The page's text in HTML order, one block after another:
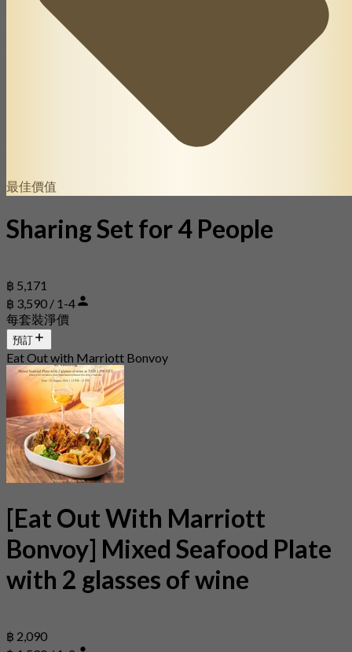
最佳價值
Sharing Set for 4 People
฿ 5,171
฿ 3,590 / 1-4
每套裝淨價
預訂
Eat Out with Marriott Bonvoy
[Eat Out With Marriott
Bonvoy] Mixed Seafood Plate
with 2 glasses of wine
฿ 2,090